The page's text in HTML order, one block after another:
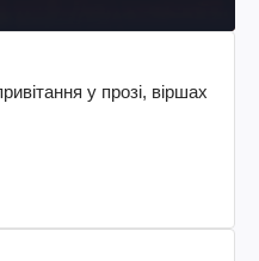
у прозі, віршах